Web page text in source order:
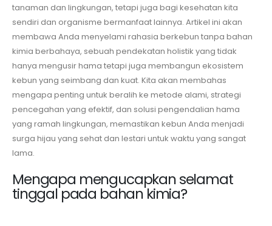
tanaman dan lingkungan, tetapi juga bagi kesehatan kita
sendiri dan organisme bermanfaat lainnya. Artikel ini akan
membawa Anda menyelami rahasia berkebun tanpa bahan
kimia berbahaya, sebuah pendekatan holistik yang tidak
hanya mengusir hama tetapi juga membangun ekosistem
kebun yang seimbang dan kuat. Kita akan membahas
mengapa penting untuk beralih ke metode alami, strategi
pencegahan yang efektif, dan solusi pengendalian hama
yang ramah lingkungan, memastikan kebun Anda menjadi
surga hijau yang sehat dan lestari untuk waktu yang sangat
lama.
Mengapa mengucapkan selamat
tinggal pada bahan kimia?